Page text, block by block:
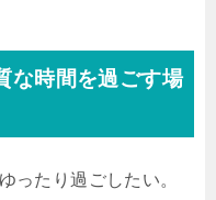
な時間を過ごす場
ったり過ごしたい。